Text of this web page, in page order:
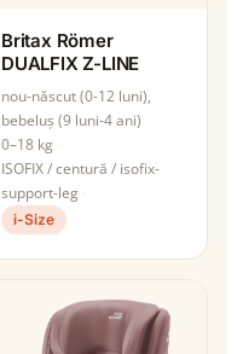
Britax Römer
DUALFIX Z-LINE
nou-născut (0-12 luni),
bebeluș (9 luni-4 ani)
0–18 kg
ISOFIX / centură / isofix-
support-leg
i-Size